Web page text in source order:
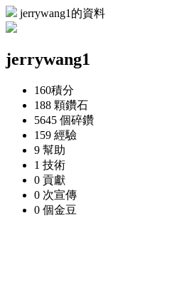
jerrywang1的資料
jerrywang1
160積分
188 顆鑽石
5645 個碎鑽
159 經驗
9 幫助
1 技術
0 貢獻
0 次宣傳
0 個金豆